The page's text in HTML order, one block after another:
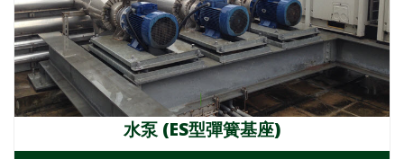
水泵 (ES型彈簧基座)